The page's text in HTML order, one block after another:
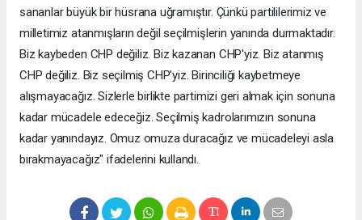
sananlar büyük bir hüsrana uğramıştır. Çünkü partililerimiz ve
milletimiz atanmışların değil seçilmişlerin yanında durmaktadır.
Biz kaybeden CHP değiliz. Biz kazanan CHP'yiz. Biz atanmış
CHP değiliz. Biz seçilmiş CHP'yiz. Birinciliği kaybetmeye
alışmayacağız. Sizlerle birlikte partimizi geri almak için sonuna
kadar mücadele edeceğiz. Seçilmiş kadrolarımızın sonuna
kadar yanındayız. Omuz omuza duracağız ve mücadeleyi asla
bırakmayacağız" ifadelerini kullandı.